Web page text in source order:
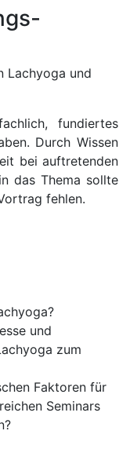
Lachyoga und
fundiertes
Durch Wissen
bei auftretenden
das Thema sollte
fehlen.
und
zum
Faktoren für
Seminars